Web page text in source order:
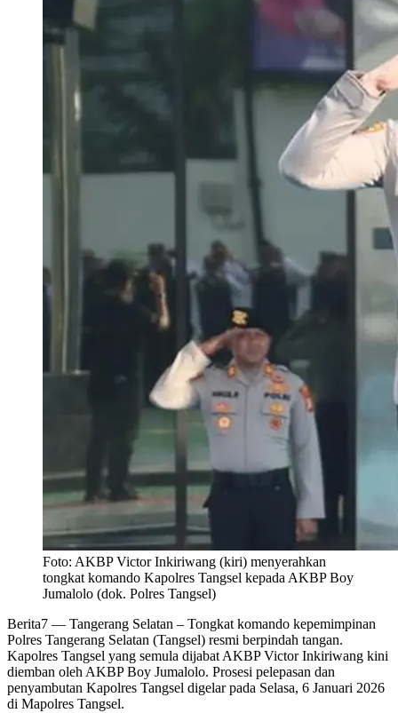
Foto: AKBP Victor Inkiriwang (kiri) menyerahkan
tongkat komando Kapolres Tangsel kepada AKBP Boy
Jumalolo (dok. Polres Tangsel)
Berita7 — Tangerang Selatan – Tongkat komando kepemimpinan
Polres Tangerang Selatan (Tangsel) resmi berpindah tangan.
Kapolres Tangsel yang semula dijabat AKBP Victor Inkiriwang kini
diemban oleh AKBP Boy Jumalolo. Prosesi pelepasan dan
penyambutan Kapolres Tangsel digelar pada Selasa, 6 Januari 2026
di Mapolres Tangsel.